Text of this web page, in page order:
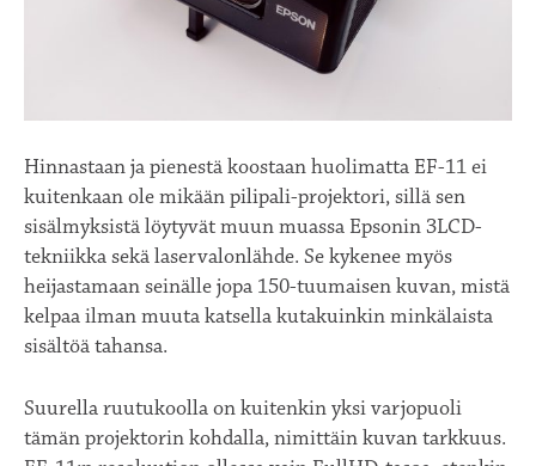
Hinnastaan ja pienestä koostaan huolimatta EF-11 ei
kuitenkaan ole mikään pilipali-projektori, sillä sen
sisälmyksistä löytyvät muun muassa Epsonin 3LCD-
tekniikka sekä laservalonlähde. Se kykenee myös
heijastamaan seinälle jopa 150-tuumaisen kuvan, mistä
kelpaa ilman muuta katsella kutakuinkin minkälaista
sisältöä tahansa.
Suurella ruutukoolla on kuitenkin yksi varjopuoli
tämän projektorin kohdalla, nimittäin kuvan tarkkuus.